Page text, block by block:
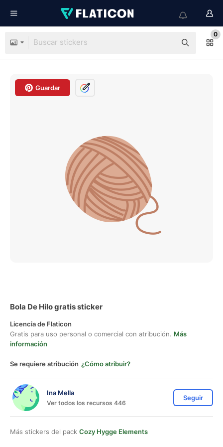
0
Guardar
Bola De Hilo gratis sticker
Licencia de Flaticon
Gratis para uso personal o comercial con atribución. Más
información
Se requiere atribución ¿Cómo atribuir?
Ina Mella
Ver todos los recursos 446
Seguir
Más stickers del pack Cozy Hygge Elements